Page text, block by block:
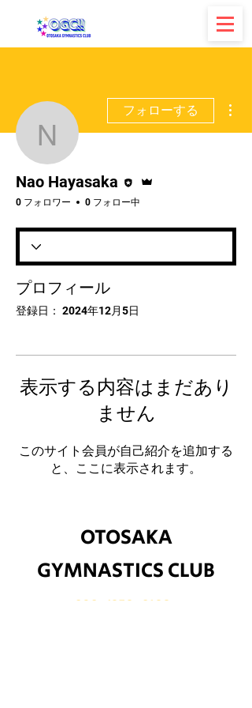
Nao Hayasaka
フォローする
Nao Hayasaka
0 フォロワー 0 フォロー中
プロフィール
登録日： 2024年12月5日
表示する内容はまだあり
ません
このサイト会員が自己紹介を追加する
と、ここに表示されます。
​OTOSAKA
GYMNASTICS CLUB
090-1378-0188